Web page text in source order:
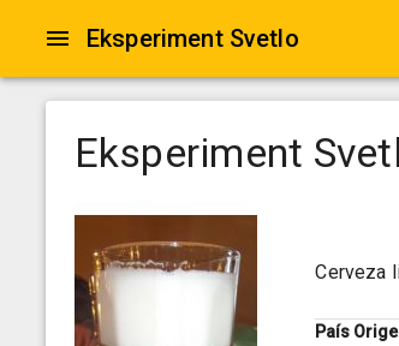
Eksperiment Svetlo
Eksperiment
Cerveza
País